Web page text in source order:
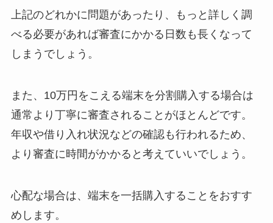
上記のどれかに問題があったり、もっと詳しく調
べる必要があれば審査にかかる日数も長くなって
しまうでしょう。
また、10万円をこえる端末を分割購入する場合は
通常より丁寧に審査されることがほとんどです。
年収や借り入れ状況などの確認も行われるため、
より審査に時間がかかると考えていいでしょう。
心配な場合は、端末を一括購入することをおすす
めします。